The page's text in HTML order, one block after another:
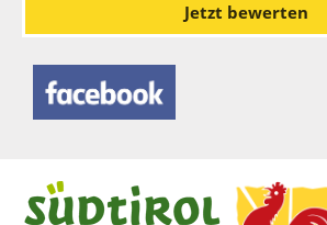
Jetzt bewerten